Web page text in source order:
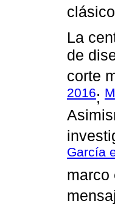
La
de
corte
2016;
García
marco